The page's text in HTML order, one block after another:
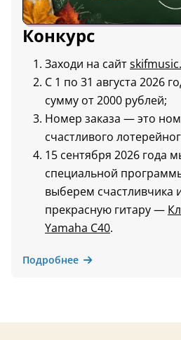
Конкурс
Заходи на сайт
С 1 по 31 августа 2026
сумму от 2000 рублей;
Номер заказа — это
счастливого
15 сентября 2026 года
специальной
выберем счастливчика
прекрасную гитару —
Yamaha C40.
Подробнее